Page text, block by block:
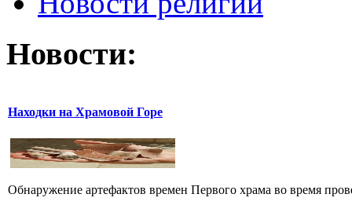
Новости:
Находки на Храмовой Горе
Обнаружение артефактов времен Первого храма во время